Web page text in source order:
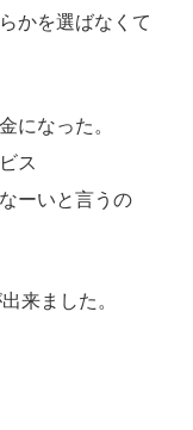
かを選ばなくて
になった。
ス
ーいと言うの
来ました。